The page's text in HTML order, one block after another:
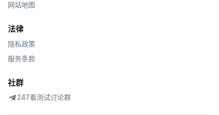
网站地图
法律
隐私政策
服务条款
社群
247看测试讨论群